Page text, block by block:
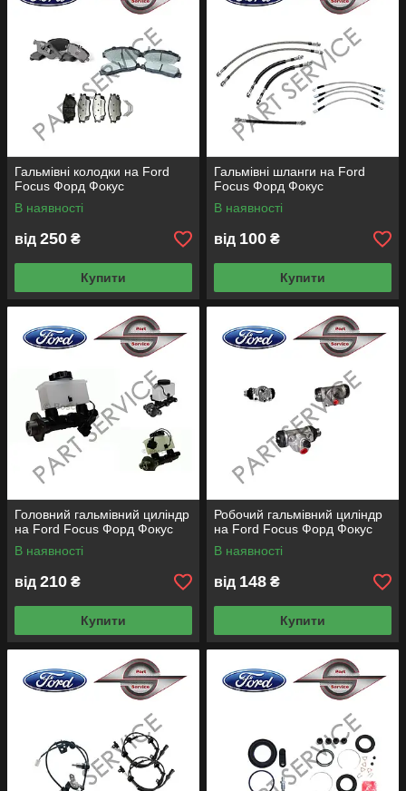
Гальмівні колодки на Ford
Focus Форд Фокус
В наявності
від 250 ₴
Купити
Гальмівні шланги на Ford
Focus Форд Фокус
В наявності
від 100 ₴
Купити
Головний гальмівний циліндр
на Ford Focus Форд Фокус
В наявності
від 210 ₴
Купити
Робочий гальмівний циліндр
на Ford Focus Форд Фокус
В наявності
від 148 ₴
Купити